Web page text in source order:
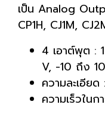
เป็น Analog
CP1H, CJ1M,
4 เอาต์พุต :
V, -10 ถึง
ความละเอีย
ความเร็วใน